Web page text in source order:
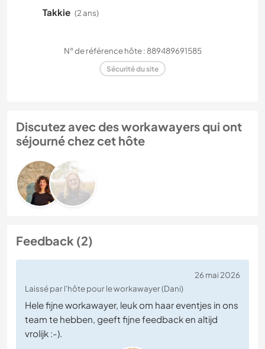
Takkie (2 ans)
N° de référence hôte : 889489691585
Sécurité du site
Discutez avec des workawayers qui ont
séjourné chez cet hôte
Feedback (2)
26 mai 2026
Laissé par l'hôte pour le workawayer (Dani)
Hele fijne workawayer, leuk om haar eventjes in ons
team te hebben, geeft fijne feedback en altijd
vrolijk :-).